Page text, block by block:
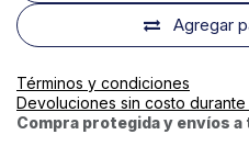
Agregar
Términos y condiciones
Devoluciones sin costo durante
Compra protegida y envíos a